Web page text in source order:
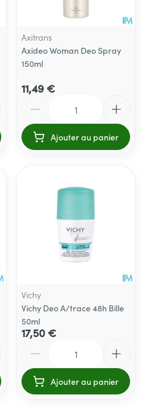
Axitrans
Axideo Woman Deo Spray
150ml
11,49 €
Ajouter au panier
Vichy
Vichy Deo A/trace 48h Bille
50ml
17,50 €
Ajouter au panier